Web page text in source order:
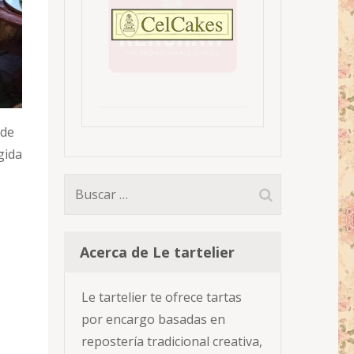
Buscar:
Acerca de Le tartelier
Le tartelier te ofrece tartas
por encargo basadas en
repostería tradicional creativa,